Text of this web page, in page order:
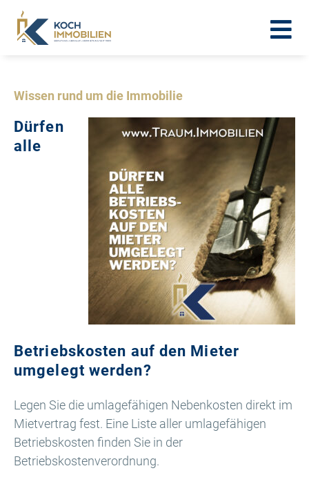
Wissen rund um die Immobilie
Dürfen
alle
Betriebskosten auf den Mieter
umgelegt werden?
Legen Sie die umlagefähigen Nebenkosten direkt im
Mietvertrag fest. Eine Liste aller umlagefähigen
Betriebskosten finden Sie in der
Betriebskostenverordnung.